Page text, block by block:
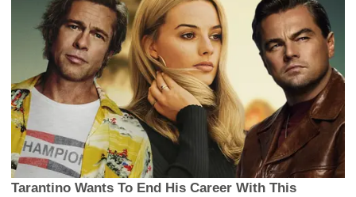
Tarantino Wants To End His Career With This